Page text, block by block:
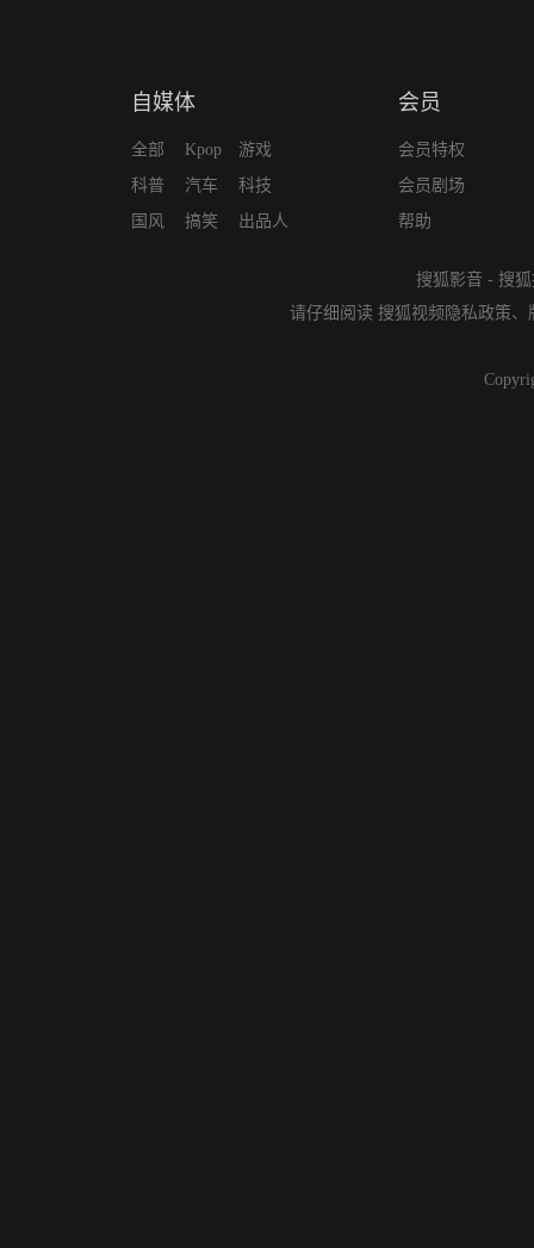
自媒体
全部
科普
国风
Kpop
汽车
搞笑
游戏
科技
出品人
会员
会员特权
会员剧场
帮助
搜狐影音 - 搜
请仔细阅读 搜狐视频隐私政策、